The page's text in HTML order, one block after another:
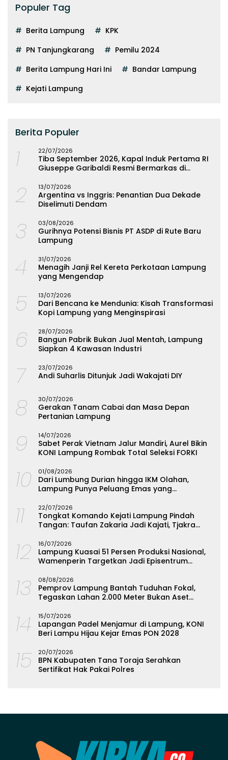
Populer Tag
Berita Lampung
KPK
PN Tanjungkarang
Pemilu 2024
Berita Lampung Hari Ini
Bandar Lampung
Kejati Lampung
Berita Populer
1 22/07/2026
Tiba September 2026, Kapal Induk Pertama RI
Giuseppe Garibaldi Resmi Bermarkas di
2 13/07/2026
Argentina vs Inggris: Penantian Dua Dekade
Diselimuti Dendam
3 03/08/2026
Gurihnya Potensi Bisnis PT ASDP di Rute Baru
Lampung
4 31/07/2026
Menagih Janji Rel Kereta Perkotaan Lampung
yang Mengendap
5 13/07/2026
Dari Bencana ke Mendunia: Kisah Transformasi
Kopi Lampung yang Menginspirasi
6 28/07/2026
Bangun Pabrik Bukan Jual Mentah, Lampung
Siapkan 4 Kawasan Industri
7 23/07/2026
Andi Suharlis Ditunjuk Jadi Wakajati DIY
8 30/07/2026
Gerakan Tanam Cabai dan Masa Depan
Pertanian Lampung
9 14/07/2026
Sabet Perak Vietnam Jalur Mandiri, Aurel Bikin
KONI Lampung Rombak Total Seleksi FORKI
10 01/08/2026
Dari Lumbung Durian hingga IKM Olahan,
Lampung Punya Peluang Emas yang
11 22/07/2026
Tongkat Komando Kejati Lampung Pindah
Tangan: Taufan Zakaria Jadi Kajati, Tjakra
12 16/07/2026
Lampung Kuasai 51 Persen Produksi Nasional,
Wamenperin Targetkan Jadi Episentrum
13 08/08/2026
Pemprov Lampung Bantah Tuduhan Fokal,
Tegaskan Lahan 2.000 Meter Bukan Aset
14 15/07/2026
Lapangan Padel Menjamur di Lampung, KONI
Beri Lampu Hijau Kejar Emas PON 2028
15 20/07/2026
BPN Kabupaten Tana Toraja Serahkan
Sertifikat Hak Pakai Polres